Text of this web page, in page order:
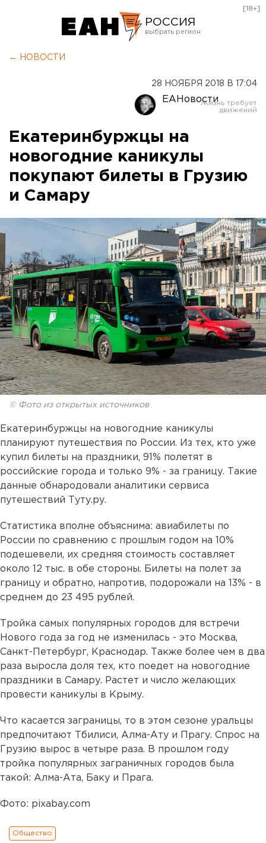
РОССИЯ
Оренбург
[18+]
← НОВОСТИ
28 НОЯБРЯ 2018 В 17:04
ЕАНовости
Екатеринбуржцы на
новогодние каникулы
покупают билеты в Грузию
и Самару
© Фото из открытых источников
Екатеринбуржцы на новогодние каникулы
планируют путешествия по России. Из тех, кто уже
купил билеты на праздники, 91% полетят в
российские города и только 9% - за границу. Такие
данные обнародовали аналитики сервиса
путешествий Туту.ру.
Статистика вполне объяснима: авиабилеты по
России по сравнению с прошлым годом на 10%
подешевели, их средняя стоимость составляет
около 12 тыс. в обе стороны. Билеты на полет за
границу и обратно, напротив, подорожали на 13% - в
среднем до 23 495 рублей.
Тройка самых популярных городов для встречи
Нового года за год не изменилась - это Москва,
Санкт-Петербург, Краснодар. Также более чем в два
раза выросла доля тех, кто поедет на новогодние
праздники в Самару. Растет и число желающих
провести каникулы в Крыму.
Что касается заграницы, то в этом сезоне уральцы
предпочитают Тбилиси, Алма-Ату и Прагу. Спрос на
Грузию вырос в четыре раза. В прошлом году
тройка популярных заграничных городов была
такой: Алма-Ата, Баку и Прага.
Фото: pixabay.com
Общество